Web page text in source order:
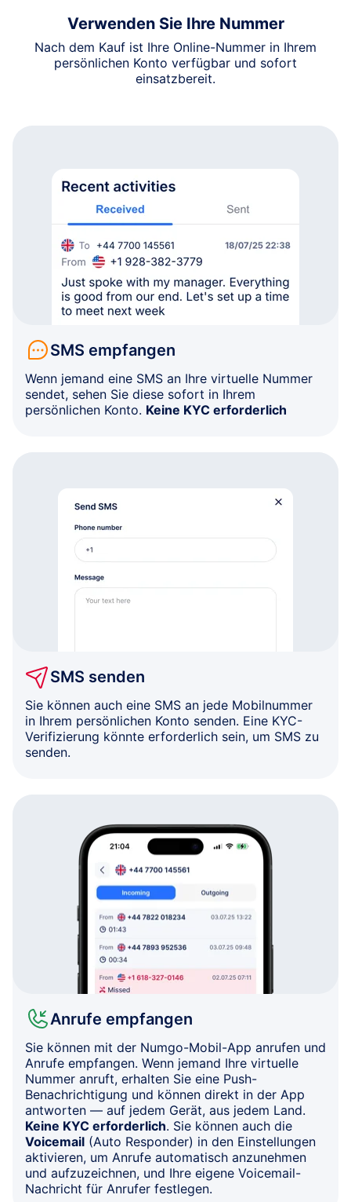
Verwenden Sie Ihre Nummer
Nach dem Kauf ist Ihre Online-Nummer in Ihrem
persönlichen Konto verfügbar und sofort
einsatzbereit.
SMS empfangen
Wenn jemand eine SMS an Ihre virtuelle Nummer
sendet, sehen Sie diese sofort in Ihrem
persönlichen Konto. Keine KYC erforderlich
SMS senden
Sie können auch eine SMS an jede Mobilnummer
in Ihrem persönlichen Konto senden. Eine KYC-
Verifizierung könnte erforderlich sein, um SMS zu
senden.
Anrufe empfangen
Sie können mit der Numgo-Mobil-App anrufen und
Anrufe empfangen. Wenn jemand Ihre virtuelle
Nummer anruft, erhalten Sie eine Push-
Benachrichtigung und können direkt in der App
antworten — auf jedem Gerät, aus jedem Land.
Keine KYC erforderlich. Sie können auch die
Voicemail (Auto Responder) in den Einstellungen
aktivieren, um Anrufe automatisch anzunehmen
und aufzuzeichnen, und Ihre eigene Voicemail-
Nachricht für Anrufer festlegen.